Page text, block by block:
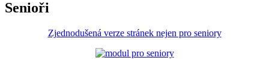
Senioři
Zjednodušená verze stránek nejen pro seniory